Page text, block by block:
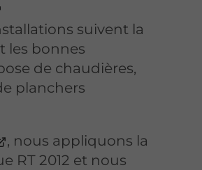
suivent la
les bonnes
de chaudières,
planchers
, nous appliquons la
RT 2012 et nous